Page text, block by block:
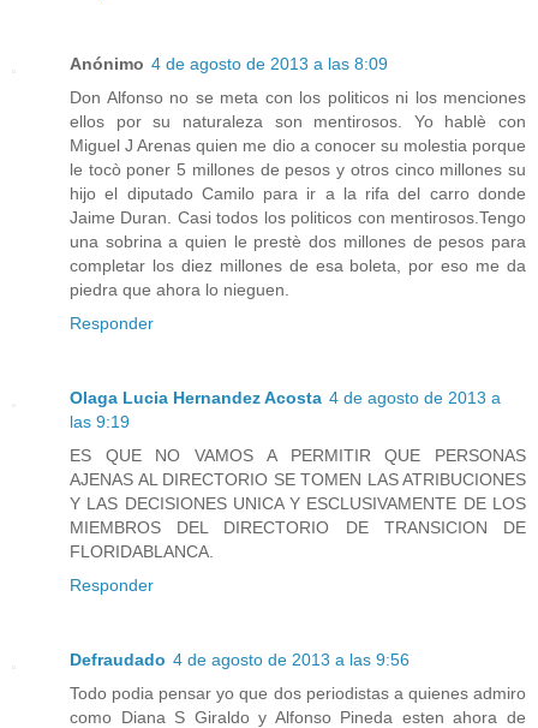
Anónimo 4 de agosto de 2013 a las 8:09
Don Alfonso no se meta con los politicos ni los menciones
ellos por su naturaleza son mentirosos. Yo hablè con
Miguel J Arenas quien me dio a conocer su molestia porque
le tocò poner 5 millones de pesos y otros cinco millones su
hijo el diputado Camilo para ir a la rifa del carro donde
Jaime Duran. Casi todos los politicos con mentirosos.Tengo
una sobrina a quien le prestè dos millones de pesos para
completar los diez millones de esa boleta, por eso me da
piedra que ahora lo nieguen.
Responder
Olaga Lucia Hernandez Acosta 4 de agosto de 2013 a
las 9:19
ES QUE NO VAMOS A PERMITIR QUE PERSONAS
AJENAS AL DIRECTORIO SE TOMEN LAS ATRIBUCIONES
Y LAS DECISIONES UNICA Y ESCLUSIVAMENTE DE LOS
MIEMBROS DEL DIRECTORIO DE TRANSICION DE
FLORIDABLANCA.
Responder
Defraudado 4 de agosto de 2013 a las 9:56
Todo podia pensar yo que dos periodistas a quienes admiro
como Diana S Giraldo y Alfonso Pineda esten ahora de